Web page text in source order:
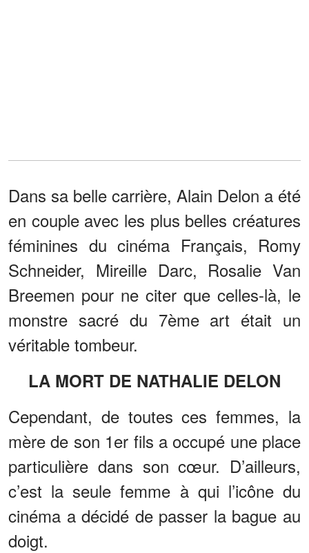
Dans sa belle carrière, Alain Delon a été
en couple avec les plus belles créatures
féminines du cinéma Français, Romy
Schneider, Mireille Darc, Rosalie Van
Breemen pour ne citer que celles-là, le
monstre sacré du 7ème art était un
véritable tombeur.
LA MORT DE NATHALIE DELON
Cependant, de toutes ces femmes, la
mère de son 1er fils a occupé une place
particulière dans son cœur. D’ailleurs,
c’est la seule femme à qui l’icône du
cinéma a décidé de passer la bague au
doigt.